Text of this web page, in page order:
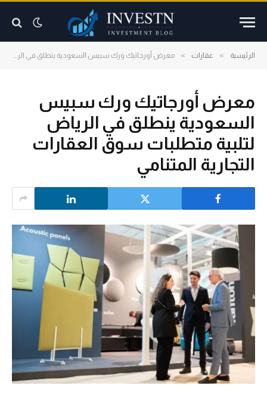
الرئيسية » عقارات » معرض أورجاتيك ورك سبيس السعودية ينطلق في الرياض لتلبية متطلبات سوق العقارات التجارية المتنامي
معرض أورجاتيك ورك سبيس
السعودية ينطلق في الرياض
لتلبية متطلبات سوق العقارات
التجارية المتنامي